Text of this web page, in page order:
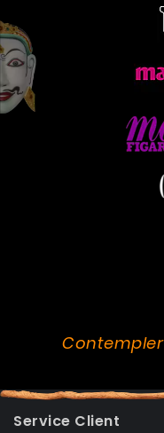
Contempler
Service Client